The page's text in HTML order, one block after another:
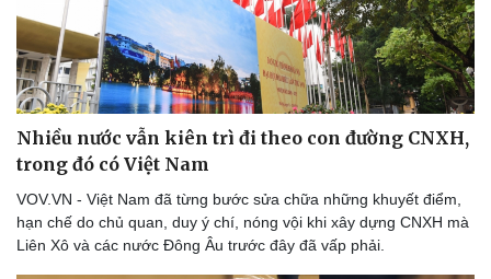
Làm đẹp - giảm cân
Phòng mạch online
Ăn sạch sống khỏe
Nhiều nước vẫn kiên trì đi theo con đường CNXH,
trong đó có Việt Nam
VOV.VN - Việt Nam đã từng bước sửa chữa những khuyết điểm,
hạn chế do chủ quan, duy ý chí, nóng vội khi xây dựng CNXH mà
Liên Xô và các nước Đông Âu trước đây đã vấp phải.